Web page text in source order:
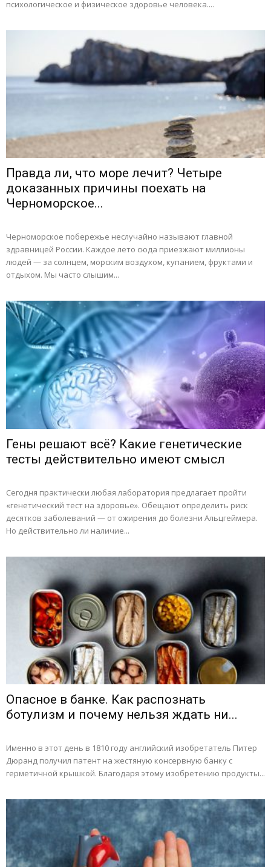
психологическое и физическое здоровье человека....
Правда ли, что море лечит? Четыре
доказанных причины поехать на
Черноморское...
Черноморское побережье неслучайно называют главной
здравницей России. Каждое лето сюда приезжают миллионы
людей — за солнцем, морским воздухом, купанием, фруктами и
отдыхом. Мы часто слышим...
Гены решают всё? Какие генетические
тесты действительно имеют смысл
Сегодня практически любая лаборатория предлагает пройти
«генетический тест на здоровье». Обещают определить риск
десятков заболеваний — от ожирения до болезни Альцгеймера.
Но действительно ли наличие...
Опасное в банке. Как распознать
ботулизм и почему нельзя ждать ни...
Именно в этот день в 1810 году английский изобретатель Питер
Дюранд получил патент на жестяную консервную банку с
герметичной крышкой. Благодаря этому изобретению продукты...